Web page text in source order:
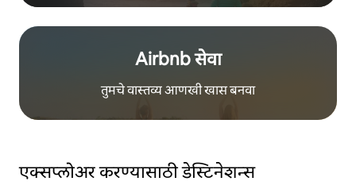
Airbnb सेवा
तुमचे वास्तव्य आणखी खास बनवा
एक्सप्लोअर करण्यासाठी डेस्टिनेशन्स